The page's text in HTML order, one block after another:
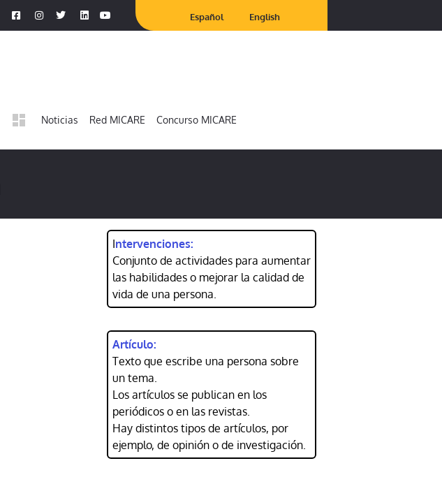
Español English
Noticias Red MICARE Concurso MICARE
Intervenciones:
Conjunto de actividades para aumentar
las habilidades o mejorar la calidad de
vida de una persona.
Artículo:
Texto que escribe una persona sobre
un tema.
Los artículos se publican en los
periódicos o en las revistas.
Hay distintos tipos de artículos, por
ejemplo, de opinión o de investigación.